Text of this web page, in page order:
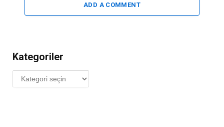
ADD A COMMENT
Kategoriler
Kategoriler